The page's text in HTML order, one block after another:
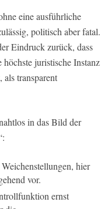
eine ausführliche
politisch aber fatal.
Eindruck zurück, dass
juristische Instanz
transparent
in das Bild der
hier
vor.
ernst